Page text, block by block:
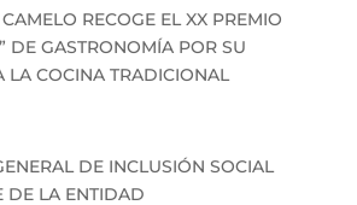
RECOGE EL XX PREMIO
DE GASTRONOMÍA POR SU
LA COCINA TRADICIONAL
DE INCLUSIÓN SOCIAL
DE LA ENTIDAD